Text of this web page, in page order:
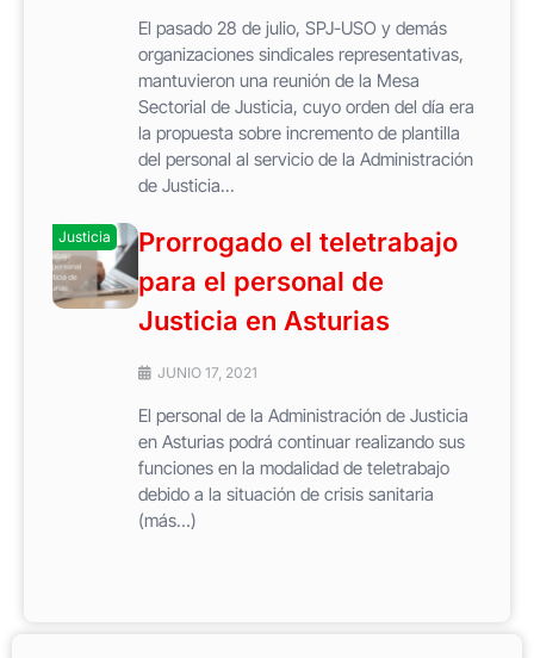
El pasado 28 de julio, SPJ-USO y demás
organizaciones sindicales representativas,
mantuvieron una reunión de la Mesa
Sectorial de Justicia, cuyo orden del día era
la propuesta sobre incremento de plantilla
del personal al servicio de la Administración
de Justicia...
Justicia
Prorrogado el teletrabajo
para el personal de
Justicia en Asturias
JUNIO 17, 2021
El personal de la Administración de Justicia
en Asturias podrá continuar realizando sus
funciones en la modalidad de teletrabajo
debido a la situación de crisis sanitaria
(más…)